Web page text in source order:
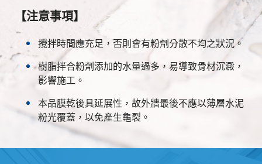
【注意事項】
攪拌時間應充足，否則會有粉劑分散不均之狀況。
樹脂拌合粉劑添加的水量過多，易導致骨材沉澱，
影響施工。
本品膜乾後具延展性，故外牆最後不應以薄層水泥
粉光覆蓋，以免產生龜裂。